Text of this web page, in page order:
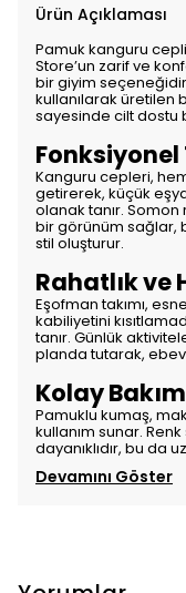
Ürün Açıklaması
Pamuk kanguru
Store’un zarif ve
bir giyim
kullanılarak üretilen
sayesinde cilt dostu
Fonksiyonel
Kanguru cepleri,
getirerek, küçük
olanak tanır.
bir görünüm sağlar,
stil oluşturur.
Rahatlık ve
Eşofman takımı,
kabiliyetini
tanır. Günlük
planda tutarak,
Kolay Bakım
Pamuklu kumaş,
kullanım sunar.
dayanıklıdır, bu da
Devamını Göster